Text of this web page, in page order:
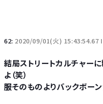
62: 2020/09/01(火) 15:43:54.67
結局ストリートカルチャー
よ（笑）
服そのものよりバックボー